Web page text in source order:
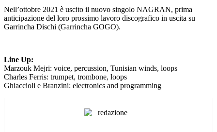
Nell’ottobre 2021 è uscito il nuovo singolo NAGRAN, prima
anticipazione del loro prossimo lavoro discografico in uscita su
Garrincha Dischi (Garrincha GOGO).
Line Up:
Marzouk Mejri: voice, percussion, Tunisian winds, loops
Charles Ferris: trumpet, trombone, loops
Ghiaccioli e Branzini: electronics and programming